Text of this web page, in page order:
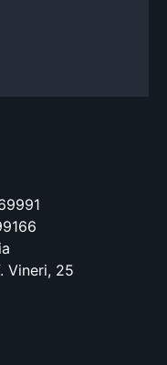
Vineri, 25